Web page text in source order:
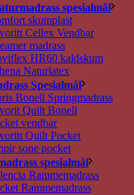
spesialmål
skumplast
Cellex Vendbar
madrass
HR60 kaldskum
Naturlatex
Spesialmål
Bonell Springmadrass
Quilt Bonell
vendbar
Quilt Pocket
sone pocket
spesialmål
Rammemadrass
Rammemadrass